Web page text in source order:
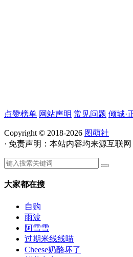
点赞榜单 网站声明 常见问题 倾城·
Copyright © 2018-2026 图萌社
· 免责声明：本站内容均来源互联
大家都在搜
自购
雨波
阿雪雪
过期米线线喵
Cheese奶酪坏了